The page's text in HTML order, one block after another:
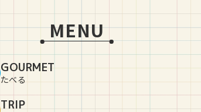
MENU
GOURMET
たべる
TRIP